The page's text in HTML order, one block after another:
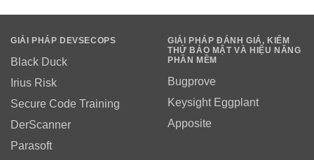
GIẢI PHÁP DEVSECOPS
Black Duck
Irius Risk
Secure Code Training
DerScanner
Parasoft
GIẢI PHÁP ĐÁNH GIÁ, KIỂM
THỬ BẢO MẬT VÀ HIỆU NĂNG
PHẦN MỀM
Bugprove
Keysight Eggplant
Apposite